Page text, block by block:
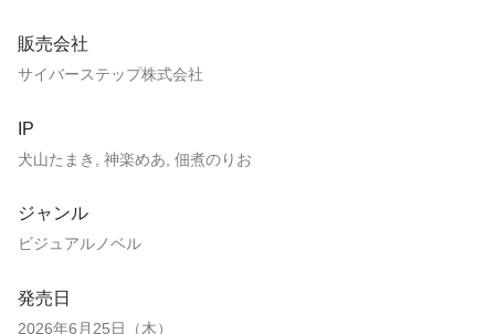
販売会社
サイバーステップ株式会社
IP
犬山たまき, 神楽めあ, 佃煮のりお
ジャンル
ビジュアルノベル
発売日
2026年6月25日（木）